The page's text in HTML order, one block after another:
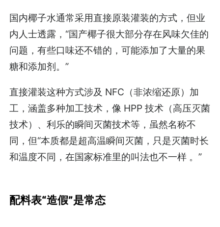
国内椰子水通常采用直接原装灌装的方式，但业
内人士透露，“国产椰子很大部分存在风味欠佳的
问题，有些口味还不错的，可能添加了大量的果
糖和添加剂。”
直接灌装这种方式涉及 NFC（非浓缩还原）加
工，涵盖多种加工技术，像 HPP 技术（高压灭菌
技术）、利乐的瞬间灭菌技术等，虽然名称不
同，但“本质都是超高温瞬间灭菌，只是灭菌时长
和温度不同，在国家标准里的叫法也不一样 。”
配料表“造假”是常态